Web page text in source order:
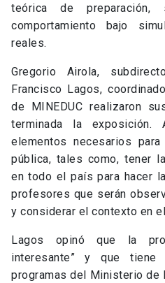
teórica de
comportamiento bajo
reales.
Gregorio Airola,
Francisco Lagos,
de MINEDUC realizaron
terminada la exposición.
elementos necesarios
pública, tales como, tener
en todo el país para hacer
profesores que serán
y considerar el contexto en
Lagos opinó que la
interesante” y que tiene
programas del Ministerio de